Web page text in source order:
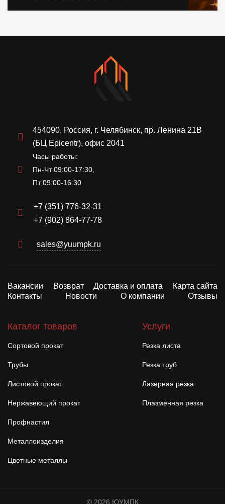
454090, Россия, г. Челябинск, пр. Ленина 21В
(БЦ Epicentr), офис 2041
Часы работы:
Пн-Чт 09:00-17:30,
Пт 09:00-16:30
+7 (351) 776-32-31
+7 (902) 864-77-78
sales@yuumpk.ru
Вакансии Возврат Доставка и оплата
Карта сайта
Контакты
Новости О компании Отзывы
Каталог товаров
Сортовой прокат
Трубы
Листовой прокат
Нержавеющий прокат
Профнастил
Металлоизделия
Цветные металлы
Услуги
Резка листа
Резка труб
Лазерная резка
Плазменная резка
© 2026 ЮУМПК